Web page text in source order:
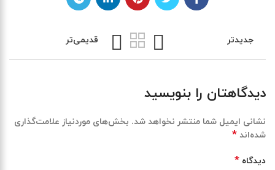
جدیدتر قدیمی‌تر
دیدگاهتان را بنویسید
نشانی ایمیل شما منتشر نخواهد شد. بخش‌های موردنیاز علامت‌گذاری
شده‌اند *
دیدگاه *